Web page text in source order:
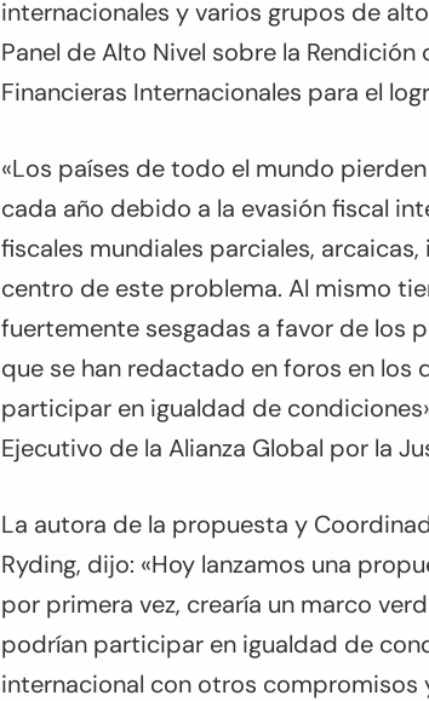
internacionales y varios grupos de
Panel de Alto Nivel sobre la
Financieras Internacionales para el
«Los países de todo el mundo
cada año debido a la evasión fiscal
fiscales mundiales parciales,
centro de este problema. Al mismo
fuertemente sesgadas a favor de los
que se han redactado en foros en los
participar en igualdad de
Ejecutivo de la Alianza Global por la
La autora de la propuesta y
Ryding, dijo: «Hoy lanzamos una
por primera vez, crearía un marco
podrían participar en igualdad de
internacional con otros compromisos